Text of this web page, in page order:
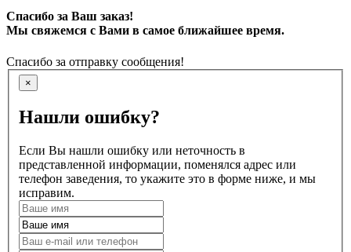
Спасибо за Ваш заказ!
Мы свяжемся с Вами в самое ближайшее время.
Спасибо за отправку сообщения!
×
Нашли ошибку?
Если Вы нашли ошибку или неточность в
представленной информации, поменялся адрес или
телефон заведения, то укажите это в форме ниже, и мы
исправим.